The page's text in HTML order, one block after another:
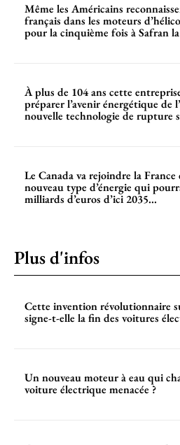
Même les Américains
français dans les moteurs
pour la cinquième fois à Safran
À plus de 104 ans cette
préparer l’avenir énergétique de
nouvelle technologie de rupture
Le Canada va rejoindre la France
nouveau type d’énergie qui
milliards d’euros d’ici 2035...
Plus d'infos
Cette invention révolutionnaire
signe-t-elle la fin des voitures
Un nouveau moteur à eau qui
voiture électrique menacée ?